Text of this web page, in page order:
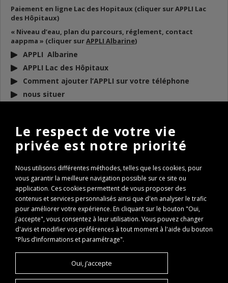
Paiement en ligne Lac des Hopitaux (cliquer sur APPLI Lac
des Hôpitaux)
« Niveau d’eau, plan du parcours, réglement, contact
aappma » (cliquer surAPPLI Albarine)
APPLI Albarine
APPLI Lac des Hôpitaux
Comment ajouter l’APPLI sur votre téléphone
nous situer
DOCUMENTS À TÉLÉCHARGER
BULLETIN D’INFO 2026
ARP 2026
Conseils de remise à l’eau des poissons
Règlementation Lac des Hôpitaux 2026
Fenêtre de capture Brochet
Expertise Travaux Torcieu 2022
PASS REGION : comment l’obtenir ?
PASS REGION Remboursement
Le respect de votre vie
privée est notre priorité
Nous utilisons différentes méthodes, telles que les cookies, pour
vous garantir la meilleure navigation possible sur ce site ou
application. Ces cookies permettent de vous proposer des
contenus et services personnalisés ainsi que d'en analyser le trafic
pour améliorer votre expérience. En cliquant sur le bouton "Oui,
j’accepte", vous consentez à leur utilisation. Vous pouvez changer
d'avis et modifier vos préférences à tout moment à l'aide du bouton
"Plus d’informations et paramétrage".
Oui, j’accepte